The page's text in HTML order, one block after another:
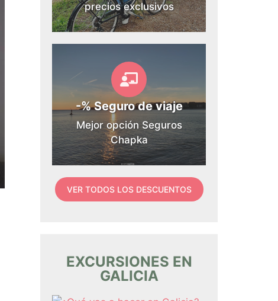
precios exclusivos
-% Seguro de viaje
Mejor opción Seguros
Chapka
VER TODOS LOS DESCUENTOS
EXCURSIONES EN
GALICIA